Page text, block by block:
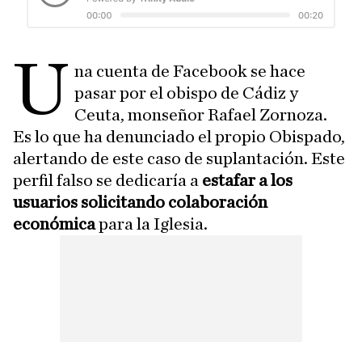
U na cuenta de Facebook se hace
pasar por el obispo de Cádiz y
Ceuta, monseñor Rafael Zornoza.
Es lo que ha denunciado el propio Obispado,
alertando de este caso de suplantación. Este
perfil falso se dedicaría a estafar a los
usuarios solicitando colaboración
económicapara la Iglesia.